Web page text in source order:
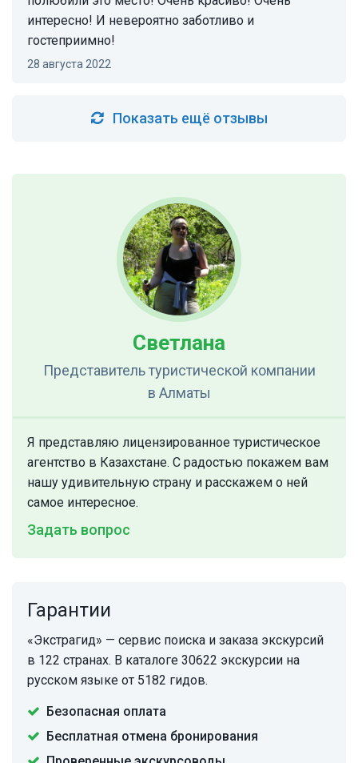
интересно! И невероятно заботливо и
гостеприимно!
28 августа 2022
Показать ещё отзывы
Светлана
Представитель туристической компании
в Алматы
Я представляю лицензированное туристическое
агентство в Казахстане. С радостью покажем вам
нашу удивительную страну и расскажем о ней
самое интересное.
Задать вопрос
Гарантии
«Экстрагид» — сервис поиска и заказа экскурсий
в 122 странах. В каталоге 30622 экскурсии на
русском языке от 5182 гидов.
Безопасная оплата
Бесплатная отмена бронирования